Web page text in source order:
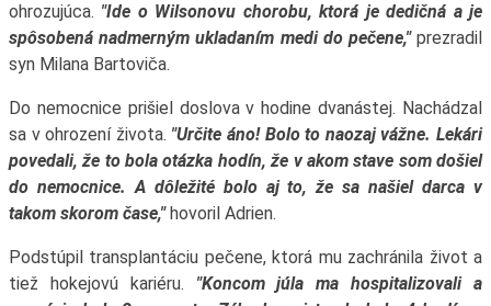
ohrozujúca. "Ide o Wilsonovu chorobu, ktorá je dedičná a je
spôsobená nadmerným ukladaním medi do pečene,"prezradil
syn Milana Bartoviča.
Do nemocnice prišiel doslova v hodine dvanástej. Nachádzal
sa v ohrození života. "Určite áno! Bolo to naozaj vážne. Lekári
povedali, že to bola otázka hodín, že v akom stave som došiel
do nemocnice. A dôležité bolo aj to, že sa našiel darca v
takom skorom čase,"hovoril Adrien.
Podstúpil transplantáciu pečene, ktorá mu zachránila život a
tiež hokejovú kariéru. "Koncom júla ma hospitalizovali a